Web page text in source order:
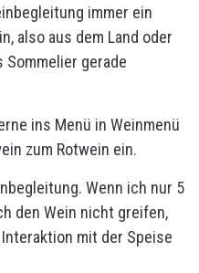
immer ein
also aus dem Land oder
Sommelier gerade
ins Menü in Weinmenü
zum Rotwein ein.
Wenn ich nur 5
den Wein nicht greifen,
mit der Speise